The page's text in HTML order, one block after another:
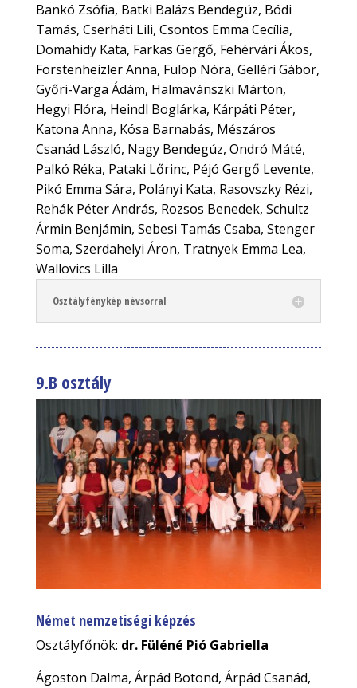
Bankó Zsófia, Batki Balázs Bendegúz, Bódi
Tamás, Cserháti Lili, Csontos Emma Cecília,
Domahidy Kata, Farkas Gergő, Fehérvári Ákos,
Forstenheizler Anna, Fülöp Nóra, Gelléri Gábor,
Győri-Varga Ádám, Halmavánszki Márton,
Hegyi Flóra, Heindl Boglárka, Kárpáti Péter,
Katona Anna, Kósa Barnabás, Mészáros
Csanád László, Nagy Bendegúz, Ondró Máté,
Palkó Réka, Pataki Lőrinc, Péjó Gergő Levente,
Pikó Emma Sára, Polányi Kata, Rasovszky Rézi,
Rehák Péter András, Rozsos Benedek, Schultz
Ármin Benjámin, Sebesi Tamás Csaba, Stenger
Soma, Szerdahelyi Áron, Tratnyek Emma Lea,
Wallovics Lilla
Osztályfénykép névsorral
9.B osztály
Német nemzetiségi képzés
Osztályfőnök: dr. Füléné Pió Gabriella
Ágoston Dalma, Árpád Botond, Árpád Csanád,